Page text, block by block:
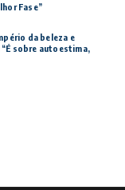
Fase”
da beleza e
sobre autoestima,